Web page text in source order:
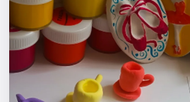
Квесты
Экскурсии
Спорт